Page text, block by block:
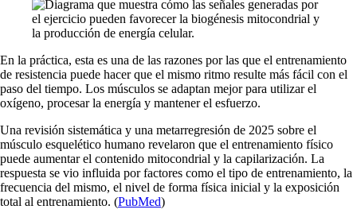
En la práctica, esta es una de las razones por las que el entrenamiento
de resistencia puede hacer que el mismo ritmo resulte más fácil con el
paso del tiempo. Los músculos se adaptan mejor para utilizar el
oxígeno, procesar la energía y mantener el esfuerzo.
Una revisión sistemática y una metarregresión de 2025 sobre el
músculo esquelético humano revelaron que el entrenamiento físico
puede aumentar el contenido mitocondrial y la capilarización. La
respuesta se vio influida por factores como el tipo de entrenamiento, la
frecuencia del mismo, el nivel de forma física inicial y la exposición
total al entrenamiento. (PubMed)